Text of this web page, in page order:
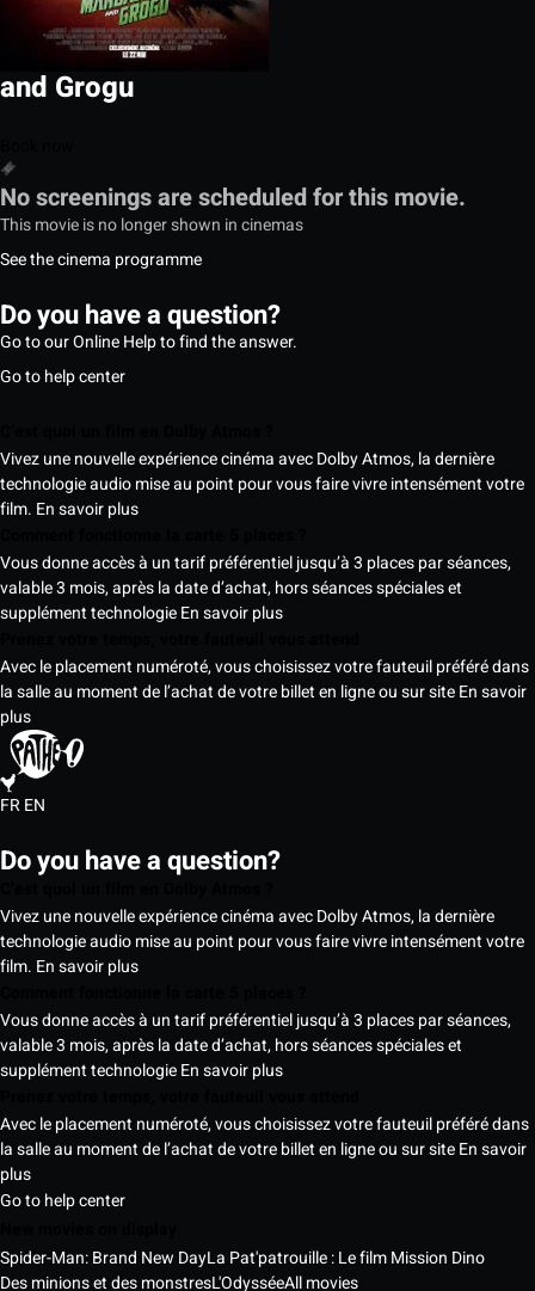
and Grogu
No screenings are scheduled for this movie.
This movie is no longer shown in cinemas
See the cinema programme
Do you have a question?
Go to our Online Help to find the answer.
Go to help center
Vivez une nouvelle expérience cinéma avec Dolby Atmos, la dernière
technologie audio mise au point pour vous faire vivre intensément votre
film. En savoir plus
Vous donne accès à un tarif préférentiel jusqu’à 3 places par séances,
valable 3 mois, après la date d’achat, hors séances spéciales et
supplément technologieEn savoir plus
Avec le placement numéroté, vous choisissez votre fauteuil préféré dans
la salle au moment de l’achat de votre billet en ligne ou sur siteEn savoir
plus
FREN
Do you have a question?
Vivez une nouvelle expérience cinéma avec Dolby Atmos, la dernière
technologie audio mise au point pour vous faire vivre intensément votre
film. En savoir plus
Vous donne accès à un tarif préférentiel jusqu’à 3 places par séances,
valable 3 mois, après la date d’achat, hors séances spéciales et
supplément technologieEn savoir plus
Avec le placement numéroté, vous choisissez votre fauteuil préféré dans
la salle au moment de l’achat de votre billet en ligne ou sur siteEn savoir
plus
Go to help center
Spider-Man: Brand New DayLa Pat'patrouille : Le film Mission Dino
Des minions et des monstresL'OdysséeAll movies